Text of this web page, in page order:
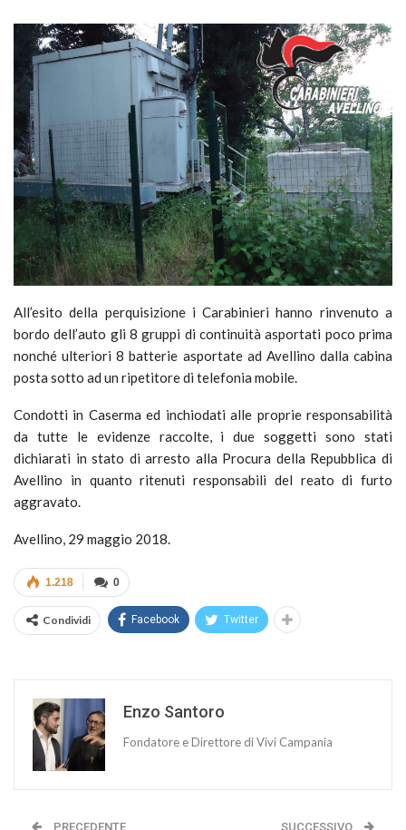
All’esito della perquisizione i Carabinieri hanno rinvenuto a
bordo dell’auto gli 8 gruppi di continuità asportati poco prima
nonché ulteriori 8 batterie asportate ad Avellino dalla cabina
posta sotto ad un ripetitore di telefonia mobile.
Condotti in Caserma ed inchiodati alle proprie responsabilità
da tutte le evidenze raccolte, i due soggetti sono stati
dichiarati in stato di arresto alla Procura della Repubblica di
Avellino in quanto ritenuti responsabili del reato di furto
aggravato.
Avellino, 29 maggio 2018.
0
1.218
Condividi Facebook Twitter
Enzo Santoro
Fondatore e Direttore di Vivi Campania
PRECEDENTE SUCCESSIVO